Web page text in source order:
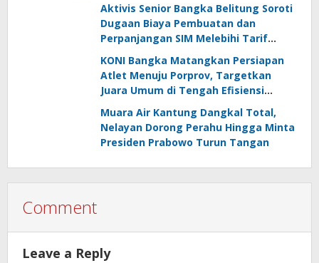
Panggilan
Aktivis Senior Bangka Belitung Soroti
Dugaan Biaya Pembuatan dan
Perpanjangan SIM Melebihi Tarif
Resmi, Kapolres Bangka Beri
Tanggapan
KONI Bangka Matangkan Persiapan
Atlet Menuju Porprov, Targetkan
Juara Umum di Tengah Efisiensi
Anggaran
Muara Air Kantung Dangkal Total,
Nelayan Dorong Perahu Hingga Minta
Presiden Prabowo Turun Tangan
Comment
Leave a Reply